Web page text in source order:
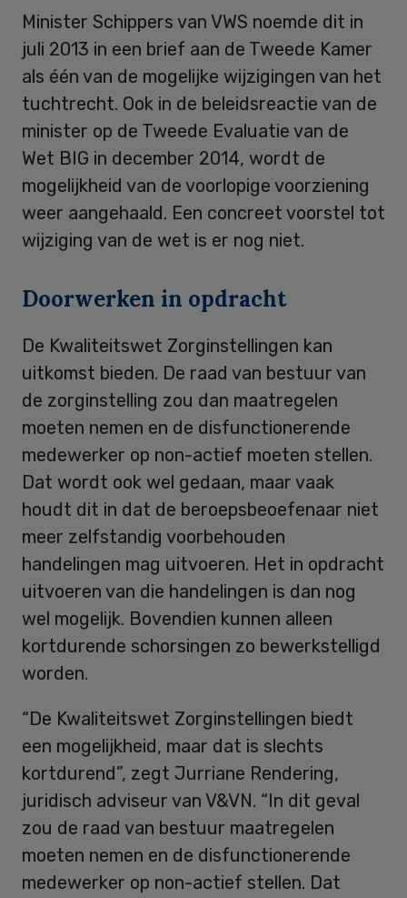
Minister Schippers van VWS noemde dit in
juli 2013 in een brief aan de Tweede Kamer
als één van de mogelijke wijzigingen van het
tuchtrecht. Ook in de beleidsreactie van de
minister op de Tweede Evaluatie van de
Wet BIG in december 2014, wordt de
mogelijkheid van de voorlopige voorziening
weer aangehaald. Een concreet voorstel tot
wijziging van de wet is er nog niet.
Doorwerken in opdracht
De Kwaliteitswet Zorginstellingen kan
uitkomst bieden. De raad van bestuur van
de zorginstelling zou dan maatregelen
moeten nemen en de disfunctionerende
medewerker op non-actief moeten stellen.
Dat wordt ook wel gedaan, maar vaak
houdt dit in dat de beroepsbeoefenaar niet
meer zelfstandig voorbehouden
handelingen mag uitvoeren. Het in opdracht
uitvoeren van die handelingen is dan nog
wel mogelijk. Bovendien kunnen alleen
kortdurende schorsingen zo bewerkstelligd
worden.
“De Kwaliteitswet Zorginstellingen biedt
een mogelijkheid, maar dat is slechts
kortdurend”, zegt Jurriane Rendering,
juridisch adviseur van V&VN. “In dit geval
zou de raad van bestuur maatregelen
moeten nemen en de disfunctionerende
medewerker op non-actief stellen. Dat